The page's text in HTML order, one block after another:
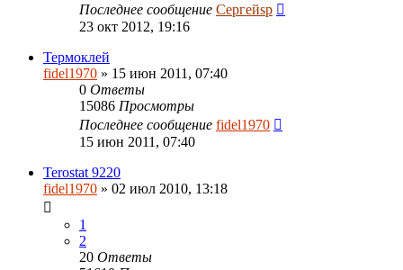
Последнее сообщение Сергейsp
23 окт 2012, 19:16
Термоклей
fidel1970 » 15 июн 2011, 07:40
0 Ответы
15086 Просмотры
Последнее сообщение fidel1970
15 июн 2011, 07:40
Terostat 9220
fidel1970 » 02 июл 2010, 13:18
1
2
20 Ответы